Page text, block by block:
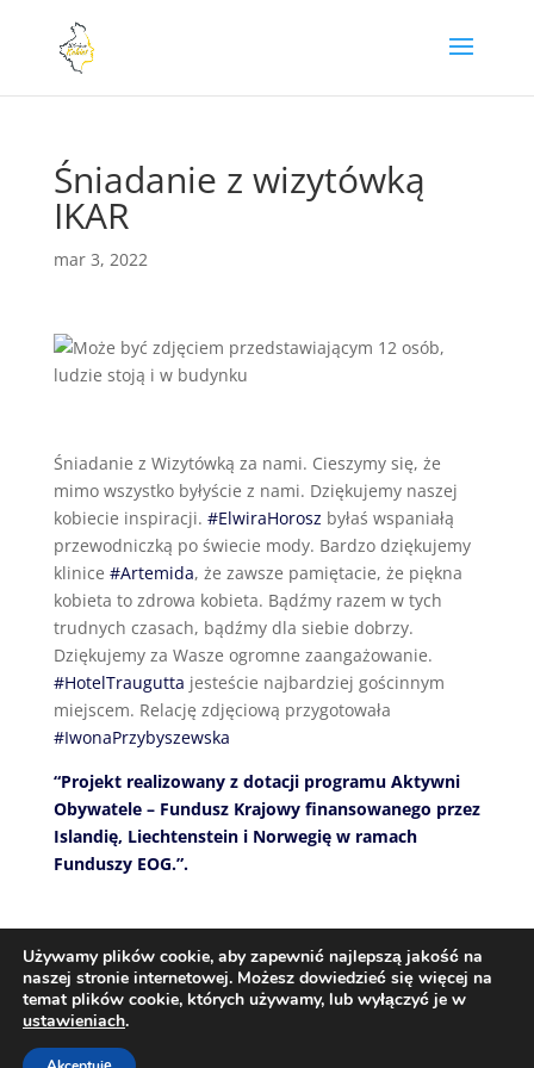
Śniadanie z wizytówką
IKAR
mar 3, 2022
Śniadanie z Wizytówką za nami. Cieszymy się, że
mimo wszystko byłyście z nami. Dziękujemy naszej
kobiecie inspiracji. #ElwiraHorosz byłaś wspaniałą
przewodniczką po świecie mody. Bardzo dziękujemy
klinice #Artemida, że zawsze pamiętacie, że piękna
kobieta to zdrowa kobieta. Bądźmy razem w tych
trudnych czasach, bądźmy dla siebie dobrzy.
Dziękujemy za Wasze ogromne zaangażowanie.
#HotelTraugutta jesteście najbardziej gościnnym
miejscem. Relację zdjęciową przygotowała
#IwonaPrzybyszewska
“Projekt realizowany z dotacji programu Aktywni
Obywatele – Fundusz Krajowy finansowanego przez
Islandię, Liechtenstein i Norwegię w ramach
Funduszy EOG.”.
Używamy plików cookie, aby zapewnić najlepszą jakość na
naszej stronie internetowej. Możesz dowiedzieć się więcej na
temat plików cookie, których używamy, lub wyłączyć je w
ustawieniach.